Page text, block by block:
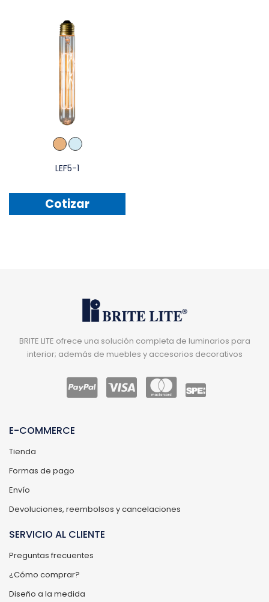
LEF5-1
Cotizar
BRITE LITE ofrece una solución completa de luminarios para
interior; además de muebles y accesorios decorativos
E-COMMERCE
Tienda
Formas de pago
Envío
Devoluciones, reembolsos y cancelaciones
SERVICIO AL CLIENTE
Preguntas frecuentes
¿Cómo comprar?
Diseño a la medida